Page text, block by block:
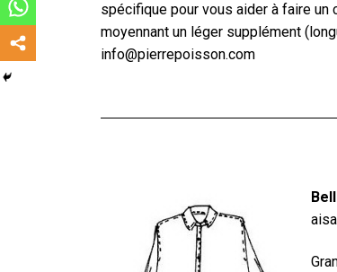
spécifique pour vous aider à faire
moyennant un léger supplément
info@pierrepoisson.com